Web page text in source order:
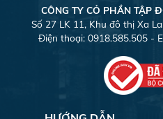
CÔNG TY CỎ PHẦN TẬP
Số 27 LK 11, Khu đô thị Xa
Điện thoại: 0918.585.505 -